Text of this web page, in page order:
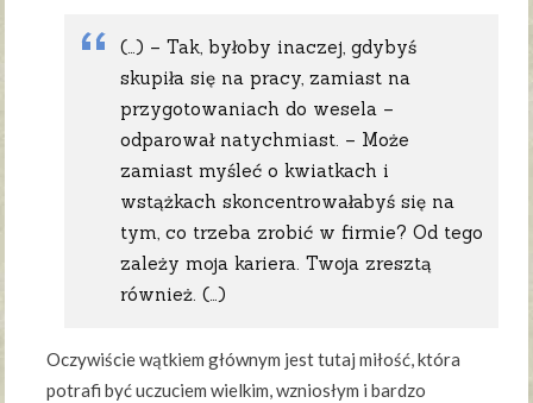
(…) – Tak, byłoby inaczej, gdybyś
skupiła się na pracy, zamiast na
przygotowaniach do wesela –
odparował natychmiast. – Może
zamiast myśleć o kwiatkach i
wstążkach skoncentrowałabyś się na
tym, co trzeba zrobić w firmie? Od tego
zależy moja kariera. Twoja zresztą
również. (…)
Oczywiście wątkiem głównym jest tutaj miłość, która
potrafi być uczuciem wielkim, wzniosłym i bardzo